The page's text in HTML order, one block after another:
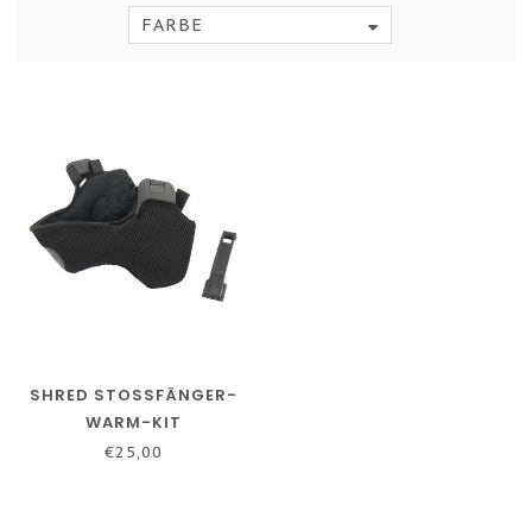
FARBE
SHRED STOSSFÄNGER-W
ARM-KIT
€25,00